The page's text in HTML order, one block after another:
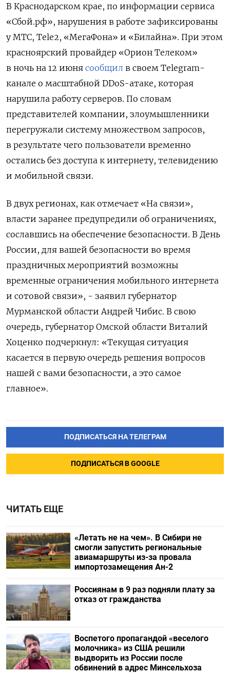
В Краснодарском крае, по информации сервиса
«Сбой.рф», нарушения в работе зафиксированы
у МТС, Tele2, «МегаФона» и «Билайна». При этом
красноярский провайдер «Орион Телеком»
в ночь на 12 июня сообщил в своем Telegram-
канале о масштабной DDoS-атаке, которая
нарушила работу серверов. По словам
представителей компании, злоумышленники
перегружали систему множеством запросов,
в результате чего пользователи временно
остались без доступа к интернету, телевидению
и мобильной связи.
В двух регионах, как отмечает «На связи»,
власти заранее предупредили об ограничениях,
сославшись на обеспечение безопасности. В День
России, для вашей безопасности во время
праздничных мероприятий возможны
временные ограничения мобильного интернета
и сотовой связи», - заявил губернатор
Мурманской области Андрей Чибис. В свою
очередь, губернатор Омской области Виталий
Хоценко подчеркнул: «Текущая ситуация
касается в первую очередь решения вопросов
нашей с вами безопасности, а это самое
главное».
ПОДПИСАТЬСЯ НА ТЕЛЕГРАМ
ПОДПИСАТЬСЯ В GOOGLE
ЧИТАТЬ ЕЩЕ
«Летать не на чем». В Сибири не
смогли запустить региональные
авиамаршруты из-за провала
импортозамещения Ан-2
Россиянам в 9 раз подняли плату за
отказ от гражданства
Воспетого пропагандой «веселого
молочника» из США решили
выдворить из России после
обвинений в адрес Минсельхоза